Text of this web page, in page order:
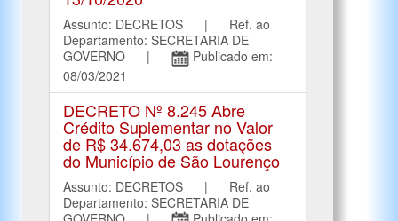
Assunto: DECRETOS | Ref. ao
Departamento: SECRETARIA DE
GOVERNO |
Publicado em:
08/03/2021
DECRETO Nº 8.245 Abre
Crédito Suplementar no Valor
de R$ 34.674,03 as dotações
do Município de São Lourenço
Assunto: DECRETOS | Ref. ao
Departamento: SECRETARIA DE